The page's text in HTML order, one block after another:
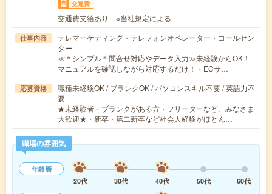
交通費
交通費支給あり ※当社規定による
仕事内容
テレマーケティング・テレフォンオペレーター・コールセン
ター
≪＊シンプル＊問合せ対応やデータ入力≫未経験からOK！
マニュアルを確認しながら対応するだけ！・ECサ…
応募資格
職種未経験OK / ブランクOK / パソコンスキル不要 / 英語力不
要
★未経験者・ブランクがある方・フリーターなど、みなさま
大歓迎★・新卒・第二新卒など社会人経験がほとん…
職場の雰囲気
年齢層
20代
30代 40代 50代
60代